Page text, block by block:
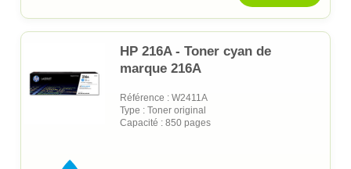
HP 216A - Toner cyan de
marque 216A
Référence : W2411A
Type : Toner original
Capacité : 850 pages